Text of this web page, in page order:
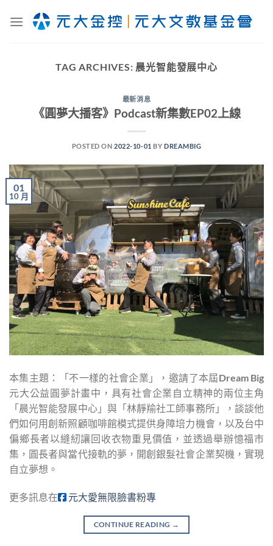
TAG ARCHIVES: 晨光智能發展中心
最新消息
《圓夢大播客》Podcast新集數EP02上線
POSTED ON2022-10-01 BY DREAMBIG
01
10 月
本集主題：「不一樣的社會企業」，邀請了本屆Dream Big
元大公益圓夢計畫中，具有社會企業自立精神的兩位主角
「晨光智能發展中心」與「林靜羭社工師事務所」，談談他
們如何用創新照顧咖啡館模式提供身障培力機會，以及台中
偏鄉長者以縫紉讓回收衣物重見價值，並透過舉辦憶福市
集，圓長者與當代接軌的夢，開創銀髮社會企業契機，實現
自立夢想。
更多訊息在 元大愛無限臉書粉專
CONTINUE READING →